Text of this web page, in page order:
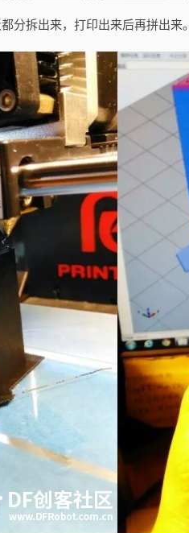
分拆出来，打印出来后再拼出来。